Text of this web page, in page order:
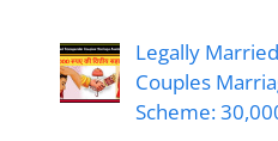
Legally
Couples
Scheme: 30,000